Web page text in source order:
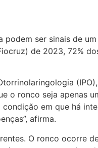
ser sinais de
de 2023, 72%
o ronco seja apenas
em que há
afirma.
O ronco ocorre